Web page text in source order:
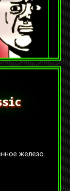
интервью
железо.